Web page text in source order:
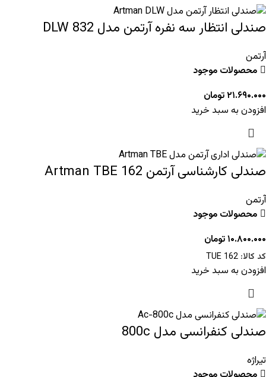
صندلی انتظار سه نفره آرتمن مدل 832 DLW
آرتمن
محصولات موجود
۲۱.۶۹۰.۰۰۰تومان
افزودن به سبد خرید
صندلی کارشناسی آرتمن 162 Artman TBE
آرتمن
محصولات موجود
۱۰.۸۰۰.۰۰۰تومان
کد کالا: TUE 162
افزودن به سبد خرید
صندلی کنفرانسی مدل 800c
تیراژه